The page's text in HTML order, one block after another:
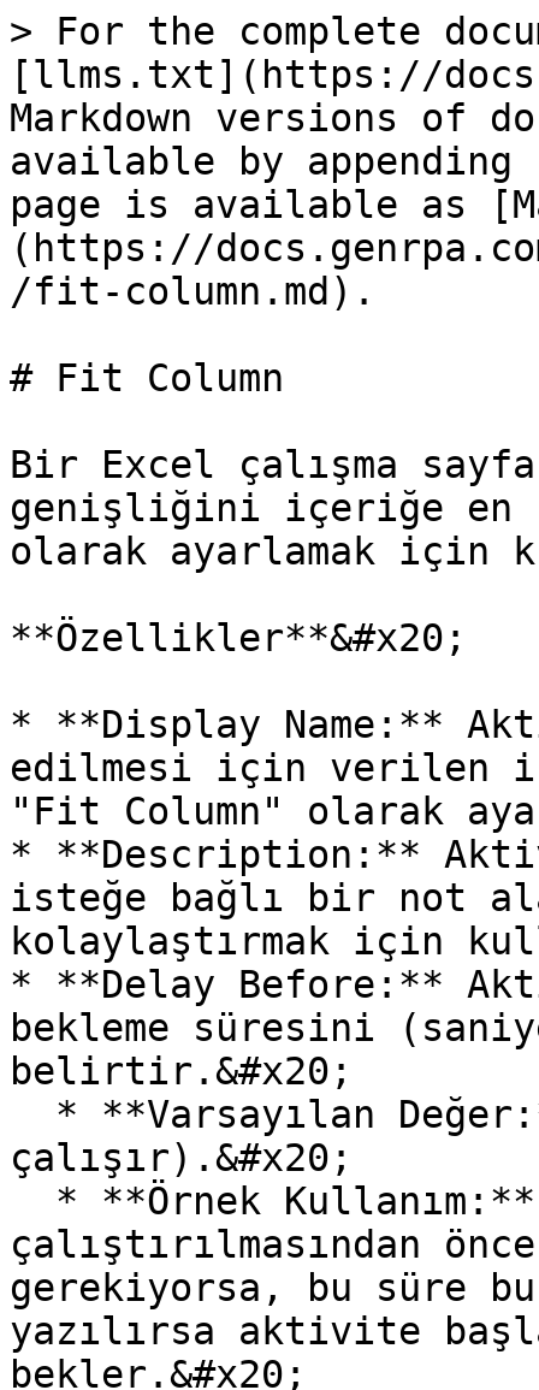
> For the complete
[llms.txt](https://
Markdown versions of
available by
page is available as
(https://
/fit-column.md).
# Fit Column
Bir Excel çalışma
genişliğini içeriğe en
olarak ayarlamak için
**Özellikler**&#x20;
* **Display Name:**
edilmesi için verilen
"Fit Column" olarak
* **Description:**
isteğe bağlı bir not
kolaylaştırmak için
* **Delay Before:**
bekleme süresini
belirtir.&#x20;
çalışır).&#x20;
çalıştırılmasından
gerekiyorsa, bu süre
yazılırsa aktivite
bekler.&#x20;